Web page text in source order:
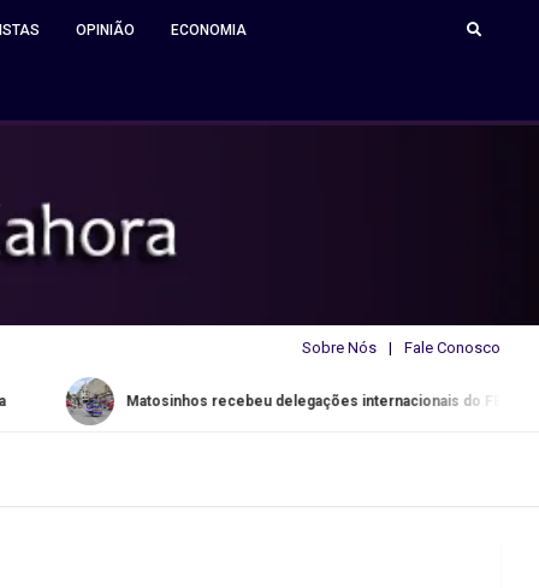
OPINIÃO ECONOMIA
Sobre Nós Fale Conosco
Matosinhos recebeu delegações internacionais do FESTARTE